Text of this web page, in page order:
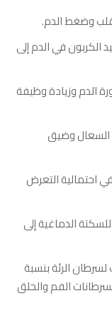
وضغط الدم.
في الدم إلى
الدم وزيادة وظيفة
وضيق
احتمالية التعرض
الدماغية إلى
الرئة بنسبة
الفم والحلق